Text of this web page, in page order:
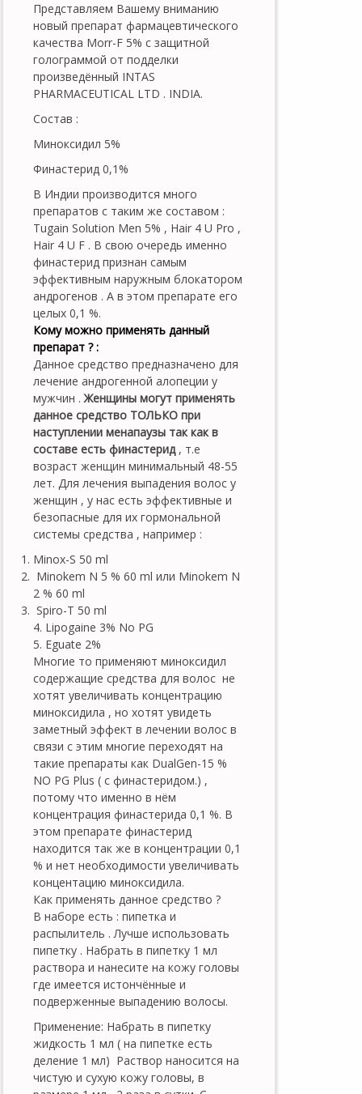
Представляем Вашему вниманию
новый препарат фармацевтического
качества Morr-F 5% с защитной
голограммой от подделки
произведённый INTAS
PHARMACEUTICAL LTD . INDIA.
Состав :
Миноксидил 5%
Финастерид 0,1%
В Индии производится много
препаратов с таким же составом :
Tugain Solution Men 5% , Hair 4 U Pro ,
Hair 4 U F . В свою очередь именно
финастерид признан самым
эффективным наружным блокатором
андрогенов . А в этом препарате его
целых 0,1 %.
Кому можно применять данный
препарат ? :
Данное средство предназначено для
лечение андрогенной алопеции у
мужчин .Женщины могут применять
данное средство ТОЛЬКО при
наступлении менапаузы так как в
составе есть финастерид, т.е
возраст женщин минимальный 48-55
лет. Для лечения выпадения волос у
женщин , у нас есть эффективные и
безопасные для их гормональной
системы средства , например :
Minox-S 50 ml
Minokem N 5 % 60 ml или Minokem N
2 % 60 ml
Spiro-T 50 ml
4. Lipogaine 3% No PG
5. Eguate 2%
Многие то применяют миноксидил
содержащие средства для волос не
хотят увеличивать концентрацию
миноксидила , но хотят увидеть
заметный эффект в лечении волос в
связи с этим многие переходят на
такие препараты как DualGen-15 %
NO PG Plus ( с финастеридом.) ,
потому что именно в нём
концентрация финастерида 0,1 %. В
этом препарате финастерид
находится так же в концентрации 0,1
% и нет необходимости увеличивать
концентацию миноксидила.
Как применять данное средство ?
В наборе есть : пипетка и
распылитель . Лучше использовать
пипетку . Набрать в пипетку 1 мл
раствора и нанесите на кожу головы
где имеется истончённые и
подверженные выпадению волосы.
Применение: Набрать в пипетку
жидкость 1 мл ( на пипетке есть
деление 1 мл) Раствор наносится на
чистую и сухую кожу головы, в